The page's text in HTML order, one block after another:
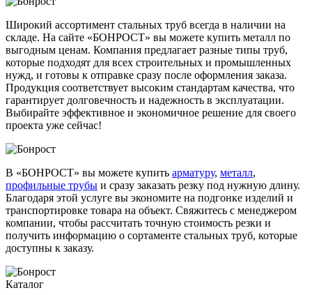
Широкий ассортимент стальных труб всегда в наличии на
складе. На сайте «БОНРОСТ» вы можете купить металл по
выгодным ценам. Компания предлагает разные типы труб,
которые подходят для всех строительных и промышленных
нужд, и готовы к отправке сразу после оформления заказа.
Продукция соответствует высоким стандартам качества, что
гарантирует долговечность и надежность в эксплуатации.
Выбирайте эффективное и экономичное решение для своего
проекта уже сейчас!
В «БОНРОСТ» вы можете купить арматуру, металл,
профильные трубы и сразу заказать резку под нужную длину.
Благодаря этой услуге вы экономите на подгонке изделий и
транспортировке товара на объект. Свяжитесь с менеджером
компании, чтобы рассчитать точную стоимость резки и
получить информацию о сортаменте стальных труб, которые
доступны к заказу.
Каталог